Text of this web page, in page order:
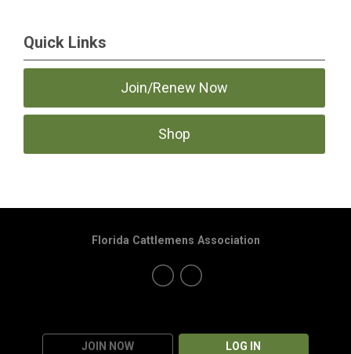
Quick Links
Join/Renew Now
Shop
JOIN NOW LOG IN
Florida Cattlemens Association